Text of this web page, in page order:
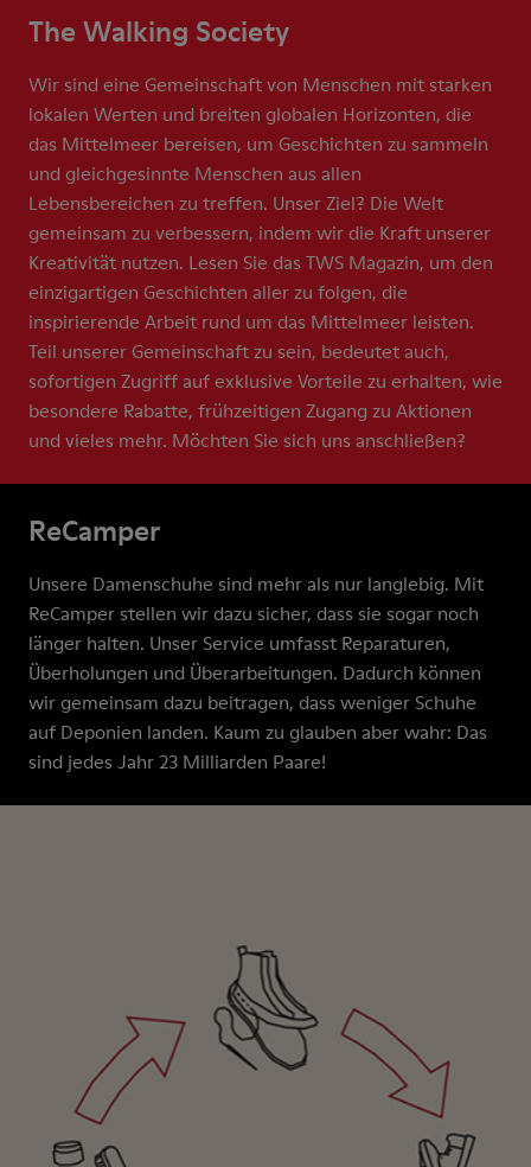
The Walking Society
Wir sind eine Gemeinschaft von Menschen mit starken
lokalen Werten und breiten globalen Horizonten, die
das Mittelmeer bereisen, um Geschichten zu sammeln
und gleichgesinnte Menschen aus allen
Lebensbereichen zu treffen. Unser Ziel? Die Welt
gemeinsam zu verbessern, indem wir die Kraft unserer
Kreativität nutzen. Lesen Sie das TWS Magazin, um den
einzigartigen Geschichten aller zu folgen, die
inspirierende Arbeit rund um das Mittelmeer leisten.
Teil unserer Gemeinschaft zu sein, bedeutet auch,
sofortigen Zugriff auf exklusive Vorteile zu erhalten, wie
besondere Rabatte, frühzeitigen Zugang zu Aktionen
und vieles mehr. Möchten Sie sich uns anschließen?
ReCamper
Unsere Damenschuhe sind mehr als nur langlebig. Mit
ReCamper stellen wir dazu sicher, dass sie sogar noch
länger halten. Unser Service umfasst Reparaturen,
Überholungen und Überarbeitungen. Dadurch können
wir gemeinsam dazu beitragen, dass weniger Schuhe
auf Deponien landen. Kaum zu glauben aber wahr: Das
sind jedes Jahr 23 Milliarden Paare!